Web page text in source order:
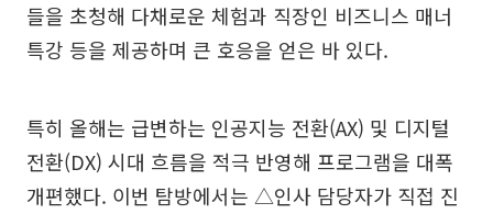
들을 초청해 다채로운 체험과 직장인 비즈니스 매너
특강 등을 제공하며 큰 호응을 얻은 바 있다.
특히 올해는 급변하는 인공지능 전환(AX) 및 디지털
전환(DX) 시대 흐름을 적극 반영해 프로그램을 대폭
개편했다. 이번 탐방에서는 △인사 담당자가 직접 진